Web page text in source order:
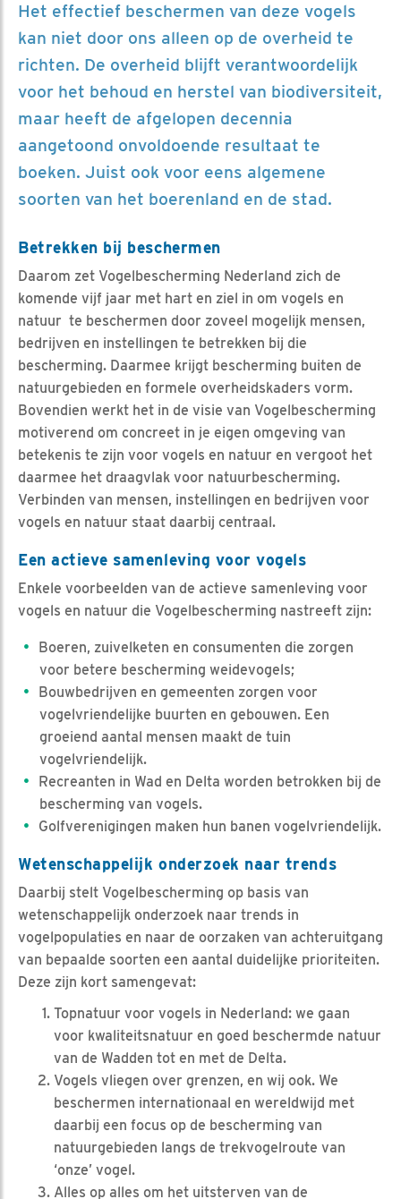
Het effectief beschermen van deze vogels
kan niet door ons alleen op de overheid te
richten. De overheid blijft verantwoordelijk
voor het behoud en herstel van biodiversiteit,
maar heeft de afgelopen decennia
aangetoond onvoldoende resultaat te
boeken. Juist ook voor eens algemene
soorten van het boerenland en de stad.
Betrekken bij beschermen
Daarom zet Vogelbescherming Nederland zich de
komende vijf jaar met hart en ziel in om vogels en
natuur te beschermen door zoveel mogelijk mensen,
bedrijven en instellingen te betrekken bij die
bescherming. Daarmee krijgt bescherming buiten de
natuurgebieden en formele overheidskaders vorm.
Bovendien werkt het in de visie van Vogelbescherming
motiverend om concreet in je eigen omgeving van
betekenis te zijn voor vogels en natuur en vergoot het
daarmee het draagvlak voor natuurbescherming.
Verbinden van mensen, instellingen en bedrijven voor
vogels en natuur staat daarbij centraal.
Een actieve samenleving voor vogels
Enkele voorbeelden van de actieve samenleving voor
vogels en natuur die Vogelbescherming nastreeft zijn:
Boeren, zuivelketen en consumenten die zorgen
voor betere bescherming weidevogels;
Bouwbedrijven en gemeenten zorgen voor
vogelvriendelijke buurten en gebouwen. Een
groeiend aantal mensen maakt de tuin
vogelvriendelijk.
Recreanten in Wad en Delta worden betrokken bij de
bescherming van vogels.
Golfverenigingen maken hun banen vogelvriendelijk.
Wetenschappelijk onderzoek naar trends
Daarbij stelt Vogelbescherming op basis van
wetenschappelijk onderzoek naar trends in
vogelpopulaties en naar de oorzaken van achteruitgang
van bepaalde soorten een aantal duidelijke prioriteiten.
Deze zijn kort samengevat:
Topnatuur voor vogels in Nederland: we gaan
voor kwaliteitsnatuur en goed beschermde natuur
van de Wadden tot en met de Delta.
Vogels vliegen over grenzen, en wij ook. We
beschermen internationaal en wereldwijd met
daarbij een focus op de bescherming van
natuurgebieden langs de trekvogelroute van
‘onze’ vogel.
Alles op alles om het uitsterven van de